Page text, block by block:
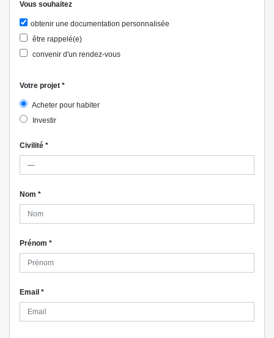
Vous souhaitez
obtenir une documentation personnalisée
être rappelé(e)
convenir d'un rendez-vous
Votre projet *
Acheter pour habiter
Investir
Civilité *
Nom *
Prénom *
Email *